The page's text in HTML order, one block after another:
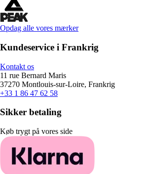
Opdag alle vores mærker
Kundeservice i Frankrig
Kontakt os
11 rue Bernard Maris
37270 Montlouis-sur-Loire, Frankrig
+33 1 86 47 62 58
Sikker betaling
Køb trygt på vores side